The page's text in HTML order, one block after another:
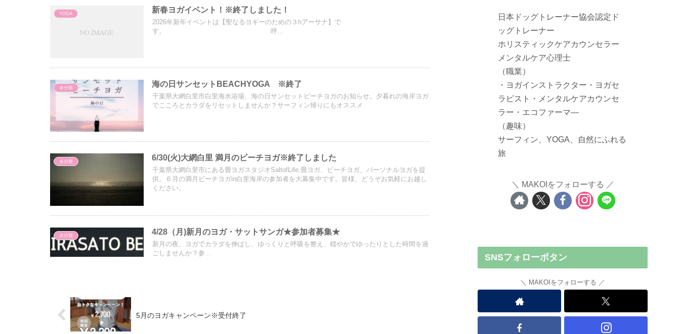
YOGA 新春ヨガイベント！※終了しました！
2026年新年イベントは【聖なるヨギーのための３hアーサナ】で
す。 呼...
未分類 海の日サンセットBEACHYOGA ※終了
千葉県大網白里市白里海水浴場、海の日サンセットビーチヨガのお知らせ。夕暮れの海岸ヨガ
でこころとカラダをリセットしませんか？サーフィン帰りにもオススメ
未分類 6/30(火)大網白里 満月のビーチヨガ※終了しました
千葉県大網白里市にある畳ヨガスタジオSaltofLife,畳ヨガ、ビーチヨガ、パーソナルヨガを提
供。６月の満月ビーチヨガin白里海岸の参加者を大募集中です。皆様、どうぞお気軽にお越し
ください。
未分類 4/28（月)新月のヨガ・サットサンガ★参加者募集★
新月の夜、ヨガでカラダを伸ばし、ゆっくりと呼吸を整え、穏やかでゆったりとした時間を過
ごしませんか？参...
5月のヨガキャンペーン※受付終了
日本ドッグトレーナー協会認定ド
ッグトレーナー
ホリスティックケアカウンセラー
メンタルケア心理士
（職業）
・ヨガインストラクター・ヨガセ
ラピスト・メンタルケアカウンセ
ラー・エコファーマ―
（趣味）
サーフィン、YOGA、自然にふれる
旅
MAKOIをフォローする
SNSフォローボタン
MAKOIをフォローする